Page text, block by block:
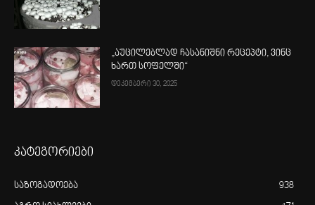
„აუცილებლად ჩასანიშნი რეცეპტი, ვინც
ხართ სოფელში“
დეკემბერი 30, 2025
კატეგორიები
საზოგადოება 938